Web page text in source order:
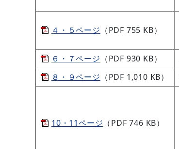
４・５ページ （PDF 755 KB）
６・７ページ （PDF 930 KB）
８・９ページ （PDF 1,010 KB）
10・11ページ （PDF 746 KB）